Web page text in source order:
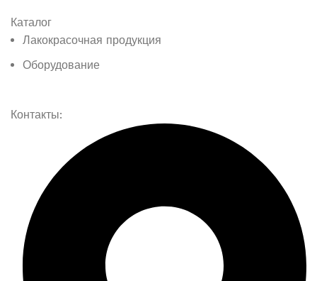
Каталог
Лакокрасочная продукция
Оборудование
Контакты: